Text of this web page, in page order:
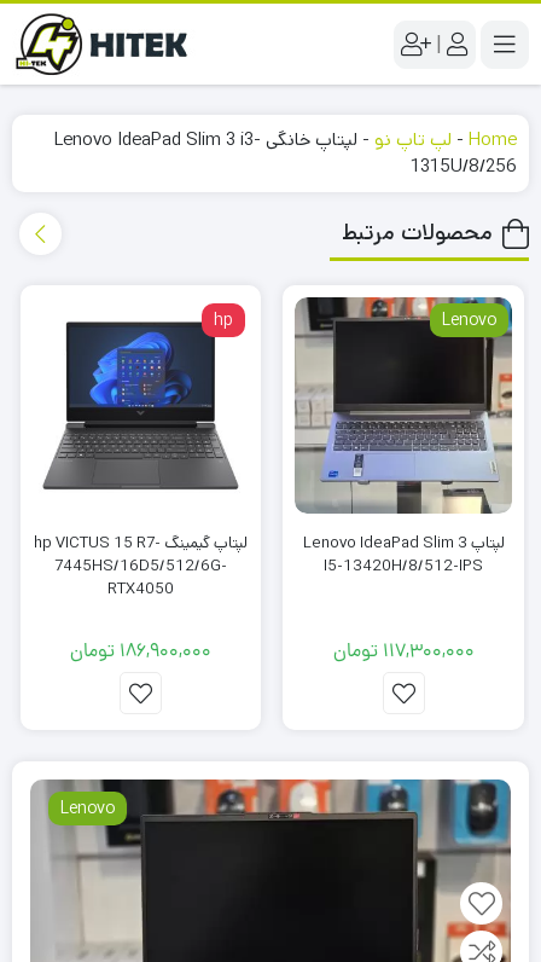
|
Home
- لپ تاپ نو -
لپتاپ خانگی Lenovo IdeaPad Slim 3 i3-
1315U/8/256
محصولات مرتبط
Lenovo
لپتاپ Lenovo IdeaPad Slim 3
I5-13420H/8/512-IPS
117,300,000 تومان
hp
لپتاپ گیمینگ hp VICTUS 15 R7-
7445HS/16D5/512/6G-
RTX4050
186,900,000 تومان
Lenovo